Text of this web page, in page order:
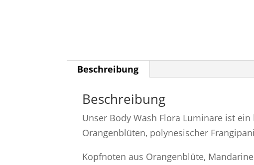
Beschreibung
Beschreibung
Unser Body Wash Flora Luminare ist
Orangenblüten, polynesischer
Kopfnoten aus Orangenblüte,